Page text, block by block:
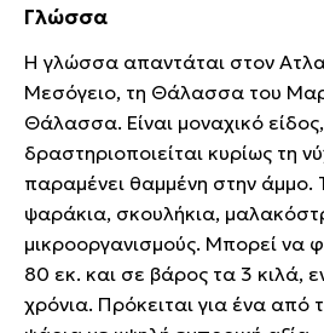
Γλώσσα
Η γλώσσα απαντάται στον
Μεσόγειο, τη Θάλασσα του
Θάλασσα. Είναι μοναχικό
δραστηριοποιείται κυρίως τη
παραμένει θαμμένη στην άμμο.
ψαράκια, σκουλήκια,
μικροοργανισμούς. Μπορεί να
80 εκ. και σε βάρος τα 3 κιλά,
χρόνια. Πρόκειται για ένα από